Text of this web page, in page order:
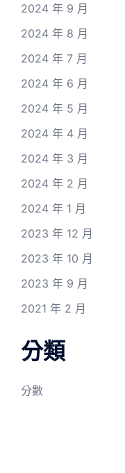
2024 年 9 月
2024 年 8 月
2024 年 7 月
2024 年 6 月
2024 年 5 月
2024 年 4 月
2024 年 3 月
2024 年 2 月
2024 年 1 月
2023 年 12 月
2023 年 10 月
2023 年 9 月
2021 年 2 月
分類
分數